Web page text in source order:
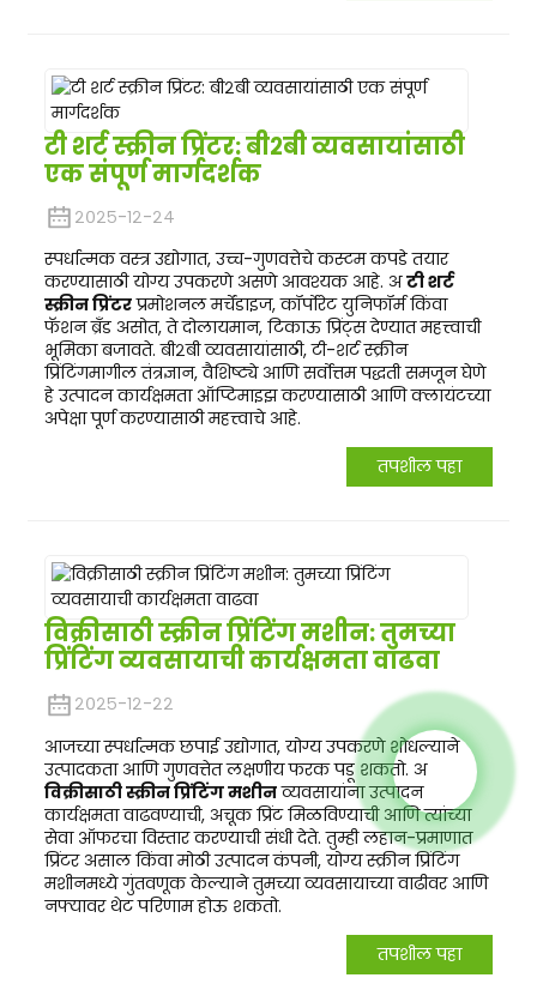
टी शर्ट स्क्रीन प्रिंटर: बी२बी व्यवसायांसाठी
एक संपूर्ण मार्गदर्शक
२०२५-१२-२४
स्पर्धात्मक वस्त्र उद्योगात, उच्च-गुणवत्तेचे कस्टम कपडे तयार
करण्यासाठी योग्य उपकरणे असणे आवश्यक आहे. अटी शर्ट
स्क्रीन प्रिंटरप्रमोशनल मर्चेंडाइज, कॉर्पोरेट युनिफॉर्म किंवा
फॅशन ब्रँड असोत, ते दोलायमान, टिकाऊ प्रिंट्स देण्यात महत्त्वाची
भूमिका बजावते. बी२बी व्यवसायांसाठी, टी-शर्ट स्क्रीन
प्रिंटिंगमागील तंत्रज्ञान, वैशिष्ट्ये आणि सर्वोत्तम पद्धती समजून घेणे
हे उत्पादन कार्यक्षमता ऑप्टिमाइझ करण्यासाठी आणि क्लायंटच्या
अपेक्षा पूर्ण करण्यासाठी महत्त्वाचे आहे.
तपशील पहा
विक्रीसाठी स्क्रीन प्रिंटिंग मशीन: तुमच्या
प्रिंटिंग व्यवसायाची कार्यक्षमता वाढवा
२०२५-१२-२२
आजच्या स्पर्धात्मक छपाई उद्योगात, योग्य उपकरणे शोधल्याने
उत्पादकता आणि गुणवत्तेत लक्षणीय फरक पडू शकतो. अ
विक्रीसाठी स्क्रीन प्रिंटिंग मशीनव्यवसायांना उत्पादन
कार्यक्षमता वाढवण्याची, अचूक प्रिंट मिळविण्याची आणि त्यांच्या
सेवा ऑफरचा विस्तार करण्याची संधी देते. तुम्ही लहान-प्रमाणात
प्रिंटर असाल किंवा मोठी उत्पादन कंपनी, योग्य स्क्रीन प्रिंटिंग
मशीनमध्ये गुंतवणूक केल्याने तुमच्या व्यवसायाच्या वाढीवर आणि
नफ्यावर थेट परिणाम होऊ शकतो.
तपशील पहा